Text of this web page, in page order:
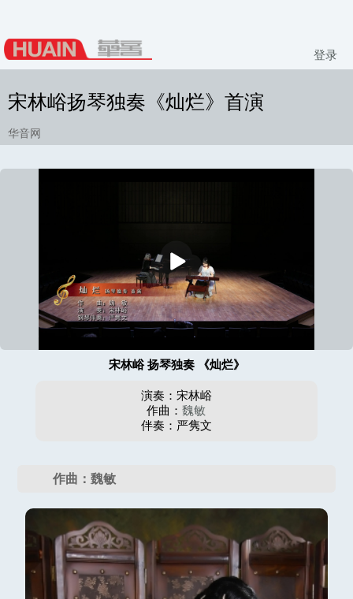
登录
宋林峪扬琴独奏《灿烂》首演
华音网
放
宋林峪 扬琴独奏 《灿烂》
演奏：宋林峪
作曲：魏敏
伴奏：严隽文
作曲：魏敏